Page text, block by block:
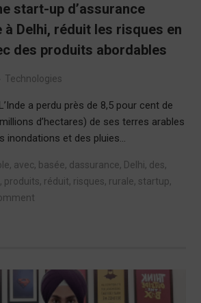
start-up d’assurance
à Delhi, réduit les risques en
des produits abordables
Technologies
a perdu près de 8,5 pour cent de
d’hectares) de ses terres arables
inondations et des pluies…
, avec, basée, dassurance, Delhi, des,
, produits, réduit, risques, rurale, startup,